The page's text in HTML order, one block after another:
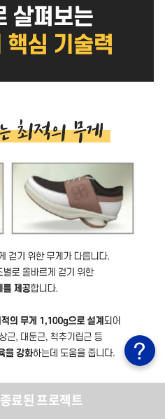
종료된 프로젝트